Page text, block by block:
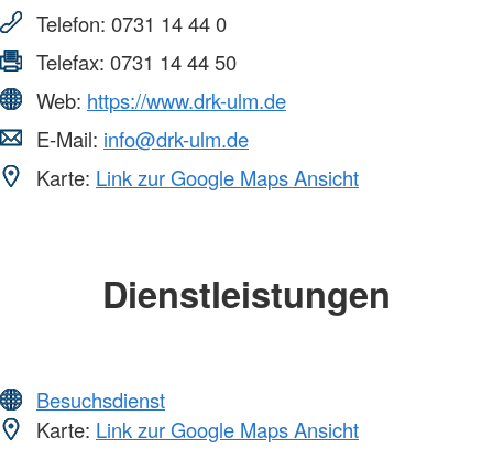
Telefon: 0731 14 44 0
Telefax: 0731 14 44 50
Web: https://www.drk-ulm.de
E-Mail: info@drk-ulm.de
Karte: Link zur Google Maps Ansicht
Dienstleistungen
Besuchsdienst
Karte: Link zur Google Maps Ansicht